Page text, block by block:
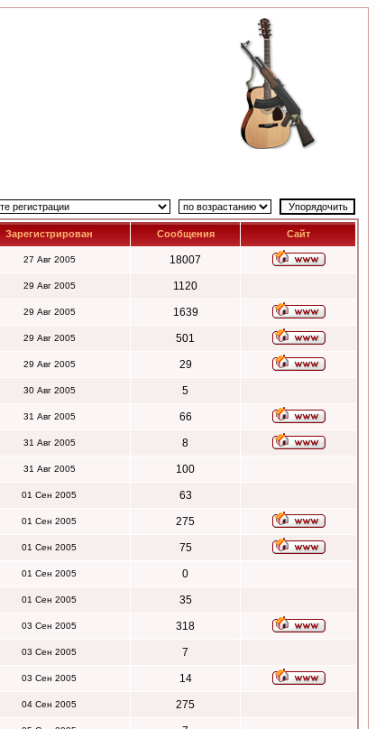
Зарегистрирован Сообщения Сайт
27 Авг 2005 18007
29 Авг 2005 1120
29 Авг 2005 1639
29 Авг 2005 501
29 Авг 2005 29
30 Авг 2005 5
31 Авг 2005 66
31 Авг 2005 8
31 Авг 2005 100
01 Сен 2005 63
01 Сен 2005 275
01 Сен 2005 75
01 Сен 2005 0
01 Сен 2005 35
03 Сен 2005 318
03 Сен 2005 7
03 Сен 2005 14
04 Сен 2005 275